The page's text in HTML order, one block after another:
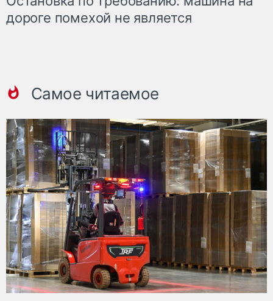
дороге помехой не является
Самое читаемое